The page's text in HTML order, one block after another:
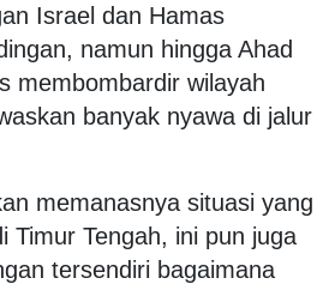
Israel dan Hamas
namun hingga Ahad
membombardir wilayah
banyak nyawa di jalur
memanasnya situasi yang
Timur Tengah, ini pun juga
tersendiri bagaimana